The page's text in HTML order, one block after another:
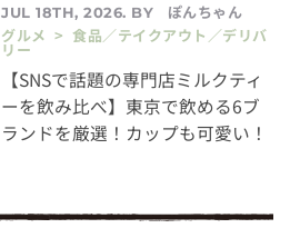
JUL 18TH, 2026. BY
ぽんちゃん
グルメ > 食品／テイクアウト／デリバ
リー
【SNSで話題の専門店ミルクティ
ーを飲み比べ】東京で飲める6ブ
ランドを厳選！カップも可愛い！